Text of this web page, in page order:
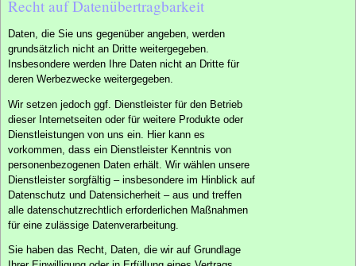
Recht auf Datenübertragbarkeit
Daten, die Sie uns gegenüber angeben, werden
grundsätzlich nicht an Dritte weitergegeben.
Insbesondere werden Ihre Daten nicht an Dritte für
deren Werbezwecke weitergegeben.
Wir setzen jedoch ggf. Dienstleister für den Betrieb
dieser Internetseiten oder für weitere Produkte oder
Dienstleistungen von uns ein. Hier kann es
vorkommen, dass ein Dienstleister Kenntnis von
personenbezogenen Daten erhält. Wir wählen unsere
Dienstleister sorgfältig – insbesondere im Hinblick auf
Datenschutz und Datensicherheit – aus und treffen
alle datenschutzrechtlich erforderlichen Maßnahmen
für eine zulässige Datenverarbeitung.
Sie haben das Recht, Daten, die wir auf Grundlage